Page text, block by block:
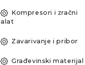
Kompresori i zračni
alat
Zavarivanje i pribor
Građevinski materijal